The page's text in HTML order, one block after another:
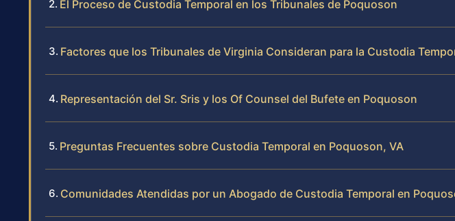
El Proceso de Custodia Temporal en los Tribunales de Poquoson
Factores que los Tribunales de Virginia Consideran para la Custodia
Representación del Sr. Sris y los Of Counsel del Bufete en Poquoson
Preguntas Frecuentes sobre Custodia Temporal en Poquoson, VA
Comunidades Atendidas por un Abogado de Custodia Temporal en